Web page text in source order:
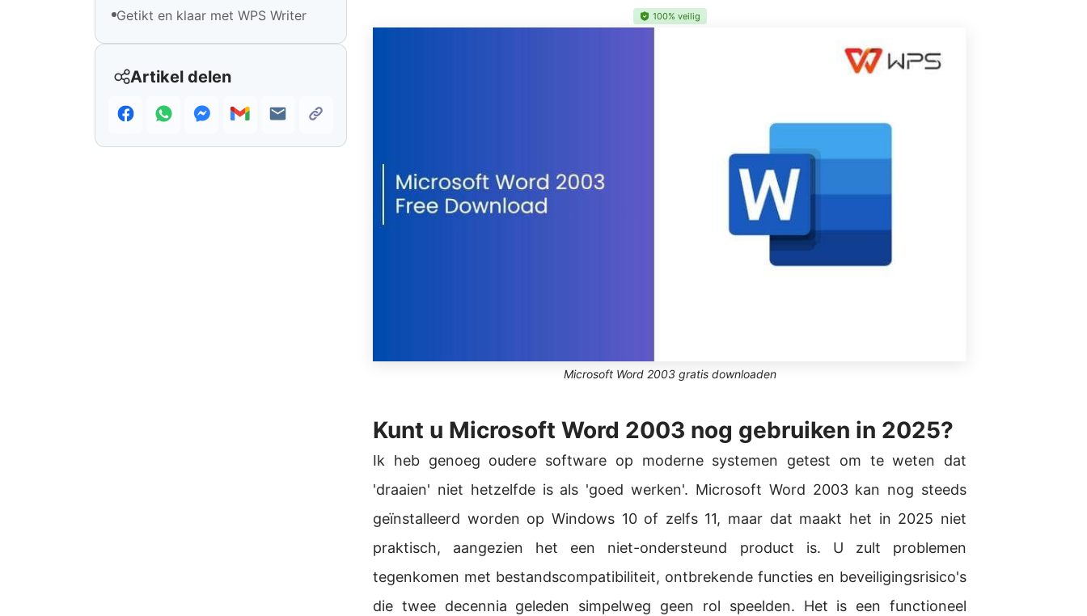
Getikt en klaar met WPS Writer
Artikel delen
100% veilig
Microsoft Word 2003 gratis downloaden
Kunt u Microsoft Word 2003 nog gebruiken in 2025?
Ik heb genoeg oudere software op moderne systemen getest om te weten dat
'draaien' niet hetzelfde is als 'goed werken'. Microsoft Word 2003 kan nog steeds
geïnstalleerd worden op Windows 10 of zelfs 11, maar dat maakt het in 2025 niet
praktisch, aangezien het een niet-ondersteund product is. U zult problemen
tegenkomen met bestandscompatibiliteit, ontbrekende functies en beveiligingsrisico's
die twee decennia geleden simpelweg geen rol speelden. Het is een functioneel